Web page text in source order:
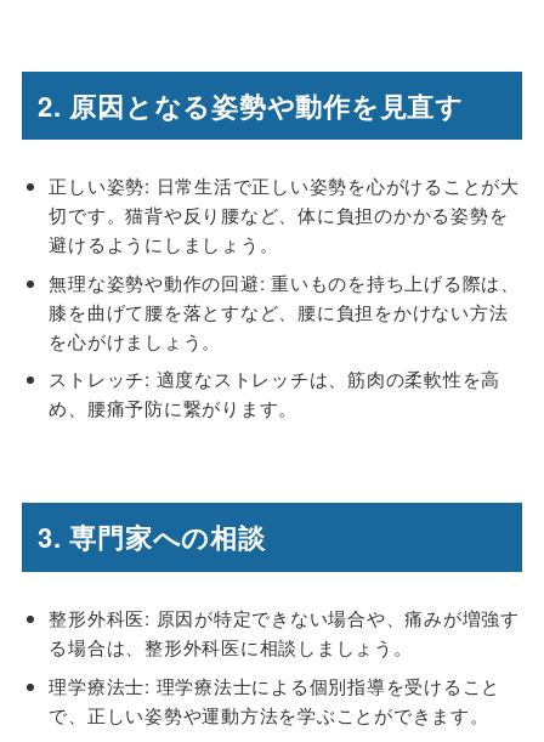
2. 原因となる姿勢や動作を見直す
正しい姿勢: 日常生活で正しい姿勢を心がけることが大
切です。猫背や反り腰など、体に負担のかかる姿勢を
避けるようにしましょう。
無理な姿勢や動作の回避: 重いものを持ち上げる際は、
膝を曲げて腰を落とすなど、腰に負担をかけない方法
を心がけましょう。
ストレッチ: 適度なストレッチは、筋肉の柔軟性を高
め、腰痛予防に繋がります。
3. 専門家への相談
整形外科医: 原因が特定できない場合や、痛みが増強す
る場合は、整形外科医に相談しましょう。
理学療法士: 理学療法士による個別指導を受けること
で、正しい姿勢や運動方法を学ぶことができます。